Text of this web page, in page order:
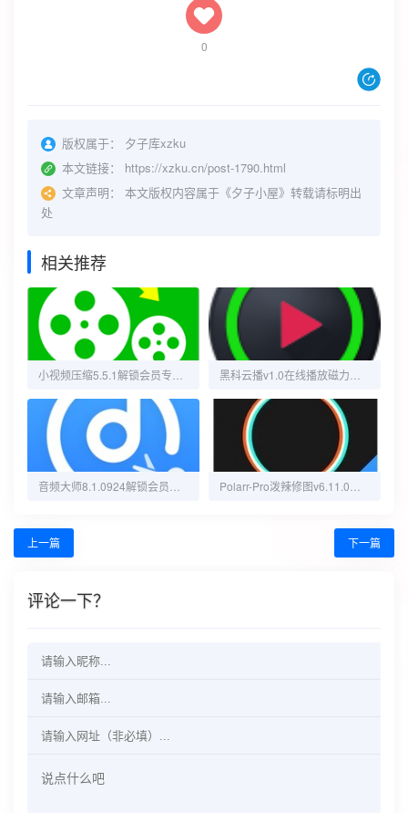
0
版权属于：
夕子库xzku
本文链接：
https://xzku.cn/post-1790.html
文章声明：
本文版权内容属于《夕子小屋》转载请标明出
处
相关推荐
上一篇 下一篇
评论一下？